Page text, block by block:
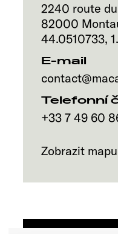
2240 route
82000
44.0510733,
E-mail
Telefonní
+33 7 49 60
Zobrazit mapu